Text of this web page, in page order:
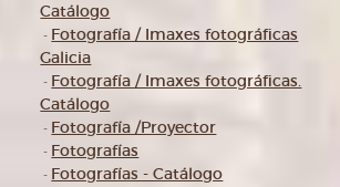
Catálogo
- Fotografía / Imaxes fotográficas
Galicia
- Fotografía / Imaxes fotográficas.
Catálogo
- Fotografía /Proyector
- Fotografías
- Fotografías - Catálogo